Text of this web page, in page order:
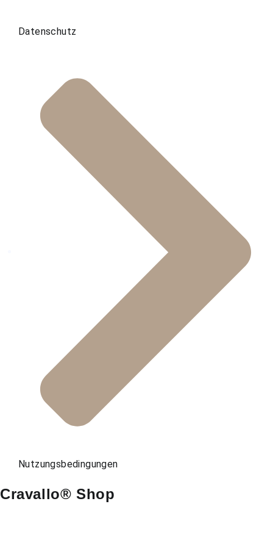
Datenschutz
Nutzungsbedingungen
Cravallo® Shop